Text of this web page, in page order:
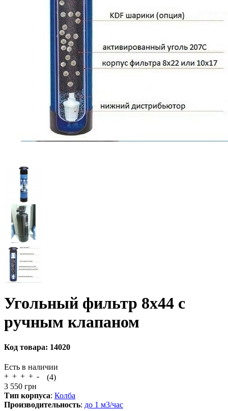
Угольный фильтр 8х44 с
ручным клапаном
Код товара: 14020
Есть в наличии
(4)
3 550 грн
Тип корпуса: Колба
Производительность: до 1 м3/час